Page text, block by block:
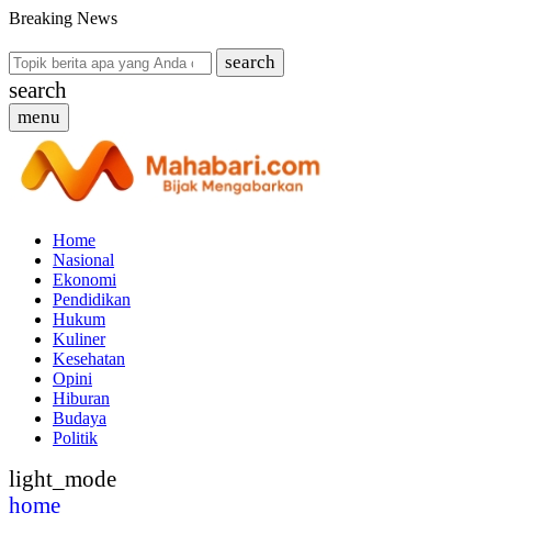
Breaking News
search
search
menu
Home
Nasional
Ekonomi
Pendidikan
Hukum
Kuliner
Kesehatan
Opini
Hiburan
Budaya
Politik
light_mode
home